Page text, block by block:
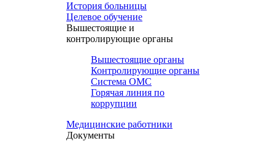
История больницы
Целевое обучение
Вышестоящие и
контролирующие органы
Вышестоящие органы
Контролирующие органы
Система ОМС
Горячая линия по
коррупции
Медицинские работники
Документы